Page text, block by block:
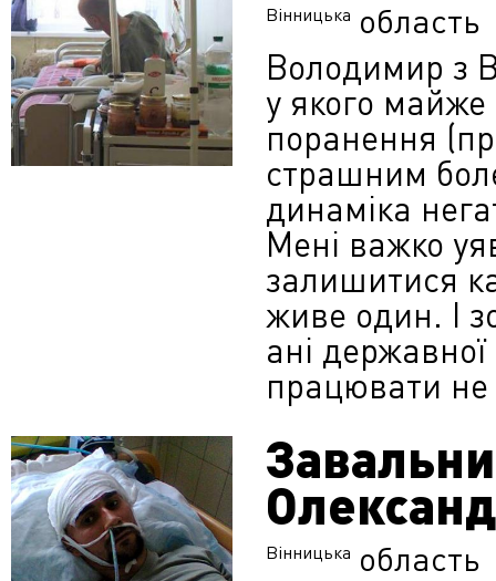
Вінницька область
Володимир з
у якого майже
поранення
страшним
динаміка
Мені важко
залишитися
живе один. І
ані
працювати
Вінницька область